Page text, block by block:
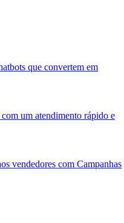
que convertem em
um atendimento rápido e
vendedores com Campanhas